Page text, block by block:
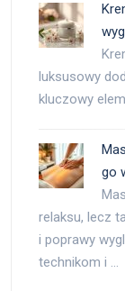
luksusowy
kluczowy
go
relaksu, lecz
i poprawy
technikom i …